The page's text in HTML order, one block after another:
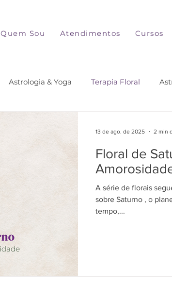
Quem Sou Atendimentos Cursos
Astrologia & Yoga Terapia Floral
Floral de
A série de florais
sobre Saturno , o
tempo,...
13 de ago. de 2025 2 min